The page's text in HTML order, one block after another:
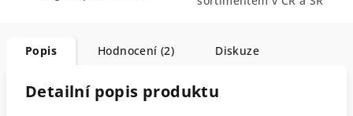
Popis Hodnocení (2) Diskuze
Detailní popis produktu